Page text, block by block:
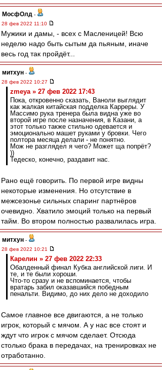
МосфОлд -
28 фев 2022 11:10
Мужики и дамы, - всех с Масленицей! Всю
неделю надо быть сытым да пьяным, иначе
весь год так пройдёт...
митхун -
28 фев 2022 10:27
zmeya » 27 фев 2022 17:43
Пока, откровенно сказать, Ваноли выглядит
как жалкая китайская подделка Карреры. У
Массимо рука тренера была видна уже во
второй игре после назначения, в Казани, а
этот только также стильно одевается и
эмоционально машет руками у бровки. Чего
полтора месяца делали - не понятно.
Мож не разглядел я чего? Может ща попрёт?
))
Тедеско, конечно, раздавит нас.
Рано ещё говорить. По первой игре видны
некоторые изменения. Но отсутствие в
межсезонье сильных спаринг партнёров
очевидно. Хватило эмоций только на первый
тайм. Во втором полностью развалилась игра.
митхун -
28 фев 2022 10:21
Карелин » 27 фев 2022 22:33
Обалденный финал Кубка английской лиги. И
те, и те были хороши.
Что-то сразу и не вспоминается, чтобы
вратарь забил оказавшийся победным
пенальти. Видимо, до них дело не доходило
Самое главное все двигаются, а не только
игрок, который с мячом. А у нас все стоят и
ждут что игрок с мячом сделает. Отсюда
столько брака в передачах, на тренировках не
отработанно.